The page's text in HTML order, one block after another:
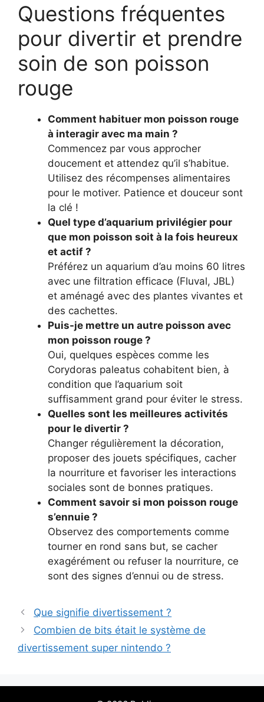
Questions fréquentes
pour divertir et prendre
soin de son poisson
rouge
Comment habituer mon poisson rouge
à interagir avec ma main ?
Commencez par vous approcher
doucement et attendez qu’il s’habitue.
Utilisez des récompenses alimentaires
pour le motiver. Patience et douceur sont
la clé !
Quel type d’aquarium privilégier pour
que mon poisson soit à la fois heureux
et actif ?
Préférez un aquarium d’au moins 60 litres
avec une filtration efficace (Fluval, JBL)
et aménagé avec des plantes vivantes et
des cachettes.
Puis-je mettre un autre poisson avec
mon poisson rouge ?
Oui, quelques espèces comme les
Corydoras paleatus cohabitent bien, à
condition que l’aquarium soit
suffisamment grand pour éviter le stress.
Quelles sont les meilleures activités
pour le divertir ?
Changer régulièrement la décoration,
proposer des jouets spécifiques, cacher
la nourriture et favoriser les interactions
sociales sont de bonnes pratiques.
Comment savoir si mon poisson rouge
s’ennuie ?
Observez des comportements comme
tourner en rond sans but, se cacher
exagérément ou refuser la nourriture, ce
sont des signes d’ennui ou de stress.
Que signifie divertissement​ ?
Combien de bits était le système de
divertissement super nintendo ​?